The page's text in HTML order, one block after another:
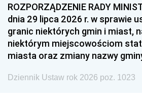
ROZPORZĄDZENIE RADY
dnia 29 lipca 2026 r. w sprawie
granic niektórych gmin i miast,
niektórym miejscowościom
miasta oraz zmiany nazwy
Dziennik Ustaw rok 2026 poz. 1023